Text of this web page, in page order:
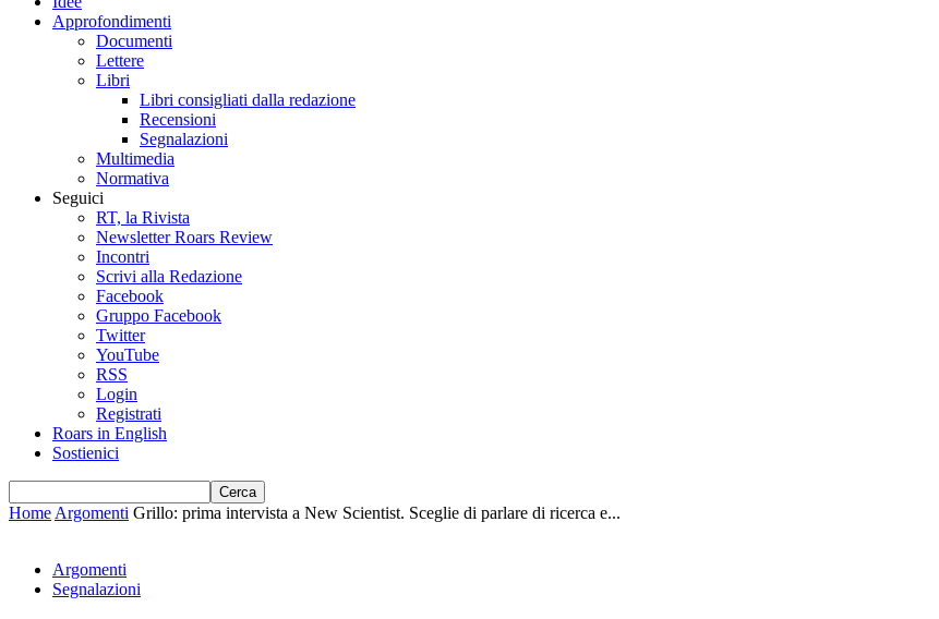
Approfondimenti
Documenti
Lettere
Libri
Libri consigliati dalla redazione
Recensioni
Segnalazioni
Multimedia
Normativa
Seguici
RT, la Rivista
Newsletter Roars Review
Incontri
Scrivi alla Redazione
Facebook
Gruppo Facebook
Twitter
YouTube
RSS
Login
Registrati
Roars in English
Sostienici
Home Argomenti Grillo: prima intervista a New Scientist. Sceglie di parlare di ricerca e...
Argomenti
Segnalazioni